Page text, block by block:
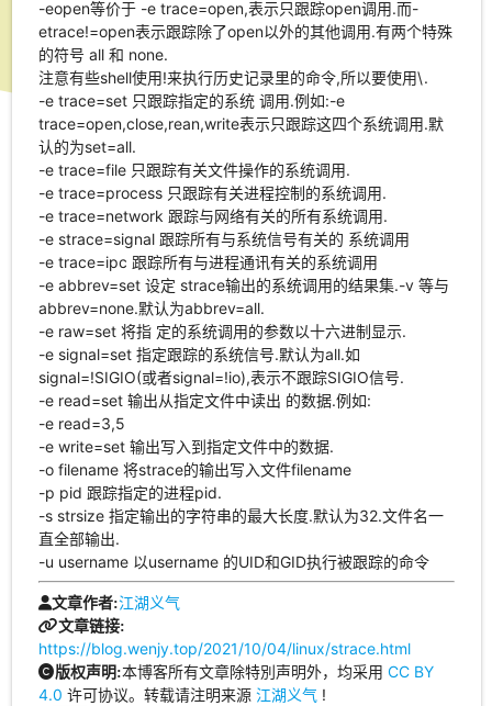
-eopen等价于 -e trace=open,表示只跟踪open调用.而-
etrace!=open表示跟踪除了open以外的其他调用.有两个特殊
的符号 all 和 none.
注意有些shell使用!来执行历史记录里的命令,所以要使用\.
-e trace=set 只跟踪指定的系统 调用.例如:-e
trace=open,close,rean,write表示只跟踪这四个系统调用.默
认的为set=all.
-e trace=file 只跟踪有关文件操作的系统调用.
-e trace=process 只跟踪有关进程控制的系统调用.
-e trace=network 跟踪与网络有关的所有系统调用.
-e strace=signal 跟踪所有与系统信号有关的 系统调用
-e trace=ipc 跟踪所有与进程通讯有关的系统调用
-e abbrev=set 设定 strace输出的系统调用的结果集.-v 等与
abbrev=none.默认为abbrev=all.
-e raw=set 将指 定的系统调用的参数以十六进制显示.
-e signal=set 指定跟踪的系统信号.默认为all.如
signal=!SIGIO(或者signal=!io),表示不跟踪SIGIO信号.
-e read=set 输出从指定文件中读出 的数据.例如:
-e read=3,5
-e write=set 输出写入到指定文件中的数据.
-o filename 将strace的输出写入文件filename
-p pid 跟踪指定的进程pid.
-s strsize 指定输出的字符串的最大长度.默认为32.文件名一
直全部输出.
-u username 以username 的UID和GID执行被跟踪的命令
文章作者:江湖义气
文章链接:
https://blog.wenjy.top/2021/10/04/linux/strace.html
版权声明:本博客所有文章除特別声明外，均采用 CC BY
4.0 许可协议。转载请注明来源 江湖义气 !